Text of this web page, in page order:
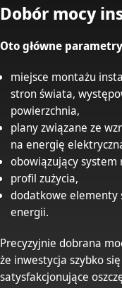
Dobór mocy
Oto główne
miejsce montażu
stron świata,
powierzchnia,
plany związane ze
na energię
obowiązujący system
profil zużycia,
dodatkowe elementy
energii.
Precyzyjnie dobrana
że inwestycja szybko
satysfakcjonujące